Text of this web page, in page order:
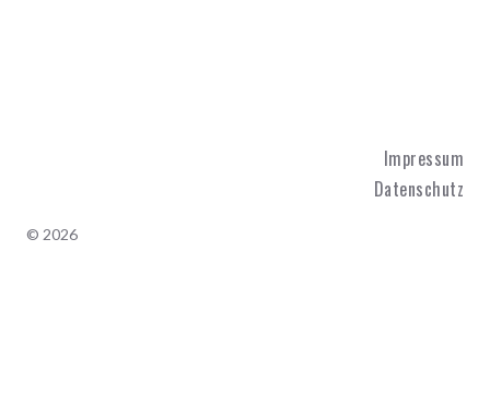
Impressum
Datenschutz
© 2026